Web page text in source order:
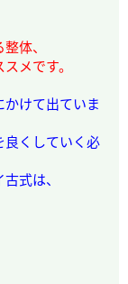
体、
メです。
けて出ていま
良くしていく必
式は、